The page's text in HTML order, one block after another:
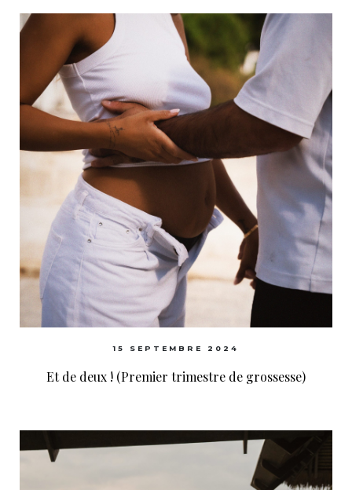
15 SEPTEMBRE 2024
Et de deux ! (Premier trimestre de grossesse)